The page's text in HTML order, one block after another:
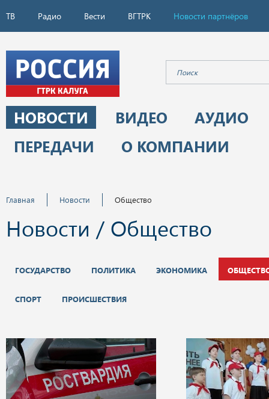
ТВ Радио Вести ВГТРК Новости партнёров
НОВОСТИ ВИДЕО
АУДИО
ПЕРЕДАЧИ
О КОМПАНИИ
Главная Новости Общество
Новости / Общество
ГОСУДАРСТВО ПОЛИТИКА ЭКОНОМИКА
СПОРТ ПРОИСШЕСТВИЯ